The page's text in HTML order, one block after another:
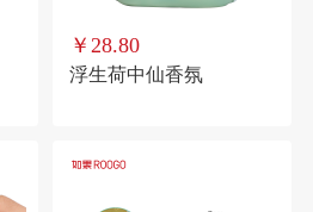
￥28.80
浮生荷中仙香氛